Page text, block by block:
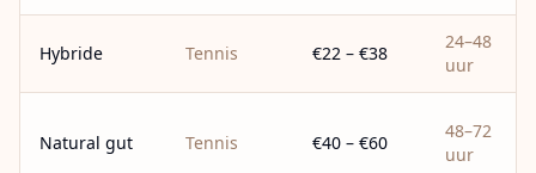
Hybride Tennis €22 – €38
24–48
uur
Natural gut Tennis €40 – €60
48–72
uur